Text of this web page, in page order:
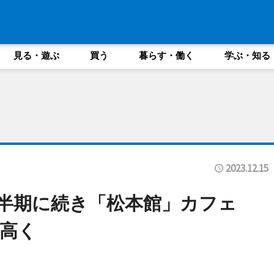
見る・遊ぶ 買う 暮らす・働く 学ぶ・知る
2023.12.15
期に続き「松本館」カフェ
く